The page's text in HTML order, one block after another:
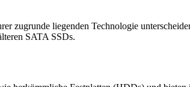
zugrunde liegenden Technologie
SATA SSDs.